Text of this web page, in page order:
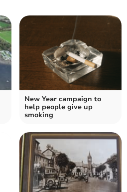
New Year campaign to
help people give up
smoking